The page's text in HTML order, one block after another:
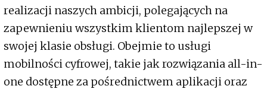
realizacji naszych ambicji, polegających na
zapewnieniu wszystkim klientom najlepszej w
swojej klasie obsługi. Obejmie to usługi
mobilności cyfrowej, takie jak rozwiązania all-in-
one dostępne za pośrednictwem aplikacji oraz